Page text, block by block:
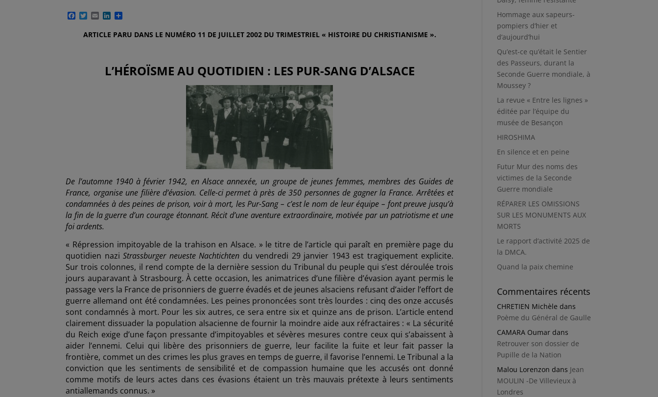
F T
i
t
E
a
i
L
n
k
n
r
t
e
r
ARTICLE PARU DANS LE NUMÉRO 11 DE JUILLET 2002 DU TRIMESTRIEL « HISTOIRE DU CHRISTIANISME ».
L’HÉROÏSME AU QUOTIDIEN : LES PUR-SANG D’ALSACE
De l’automne 1940 à février 1942, en Alsace annexée, un groupe de jeunes femmes, membres des Guides de
France, organise une filière d’évasion. Celle-ci permet à près de 350 personnes de gagner la France. Arrêtées et
condamnées à des peines de prison, voir à mort, les Pur-Sang – c’est le nom de leur équipe – font preuve jusqu’à
la fin de la guerre d’un courage étonnant. Récit d’une aventure extraordinaire, motivée par un patriotisme et une
foi ardents.
« Répression impitoyable de la trahison en Alsace. » le titre de l’article qui paraît en première page du
quotidien naziStrassburger neueste Nachtichten du vendredi 29 janvier 1943 est tragiquement explicite.
Sur trois colonnes, il rend compte de la dernière session du Tribunal du peuple qui s’est déroulée trois
jours auparavant à Strasbourg. À cette occasion, les animatrices d’une filière d’évasion ayant permis le
passage vers la France de prisonniers de guerre évadés et de jeunes alsaciens refusant d’aider l’effort de
guerre allemand ont été condamnées. Les peines prononcées sont très lourdes : cinq des onze accusés
sont condamnés à mort. Pour les six autres, ce sera entre six et quinze ans de prison. L’article entend
clairement dissuader la population alsacienne de fournir la moindre aide aux réfractaires : « La sécurité
du Reich exige d’une façon pressante d’impitoyables et sévères mesures contre ceux qui s’abaissent à
aider l’ennemi. Celui qui libère des prisonniers de guerre, leur facilite la fuite et leur fait passer la
frontière, commet un des crimes les plus graves en temps de guerre, il favorise l’ennemi. Le Tribunal a la
conviction que les sentiments de sensibilité et de compassion humaine que les accusés ont donné
comme motifs de leurs actes dans ces évasions étaient un très mauvais prétexte à leurs sentiments
antiallemands connus. »
Hommage aux sapeurs-
pompiers d’hier et
d’aujourd’hui
Qu’est-ce qu’était le Sentier
des Passeurs, durant la
Seconde Guerre mondiale, à
Moussey ?
La revue « Entre les lignes »
éditée par l’équipe du
musée de Besançon
HIROSHIMA
En silence et en peine
Futur Mur des noms des
victimes de la Seconde
Guerre mondiale
RÉPARER LES OMISSIONS
SUR LES MONUMENTS AUX
MORTS
Le rapport d’activité 2025 de
la DMCA.
Quand la paix chemine
Commentaires récents
CHRETIEN Michèle dans
Poème du Général de Gaulle
CAMARA Oumar dans
Retrouver son dossier de
Pupille de la Nation
Malou Lorenzon dans Jean
MOULIN -De Villevieux à
Londres